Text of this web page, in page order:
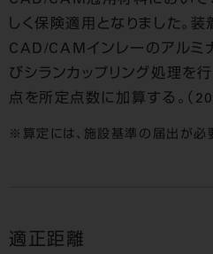
しく保険適用となりました。
CAD/CAMインレーのアルミ
びシランカップリング処理を
点を所定点数に加算する。（
※算定には、施設基準の届出が必
適正距離